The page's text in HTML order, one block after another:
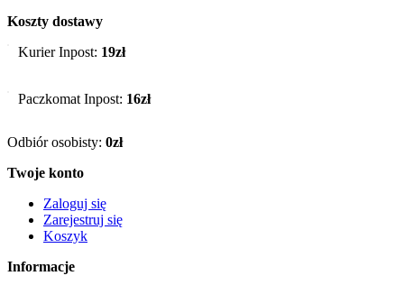
Koszty dostawy
Kurier Inpost: 19zł
Paczkomat Inpost: 16zł
Odbiór osobisty: 0zł
Twoje konto
Zaloguj się
Zarejestruj się
Koszyk
Informacje